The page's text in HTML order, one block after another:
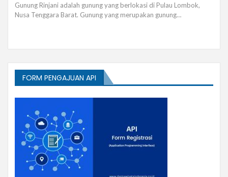
Gunung Rinjani adalah gunung yang berlokasi di Pulau Lombok,
Nusa Tenggara Barat. Gunung yang merupakan gunung…
FORM PENGAJUAN API